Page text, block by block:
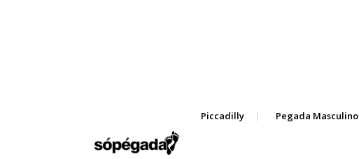
Piccadilly Pegada Masculino